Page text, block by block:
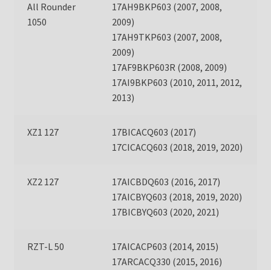
All Rounder
1050
17AH9BKP603 (2007, 2008,
2009)
17AH9TKP603 (2007, 2008,
2009)
17AF9BKP603R (2008, 2009)
17AI9BKP603 (2010, 2011, 2012,
2013)
XZ1 127
17BICACQ603 (2017)
17CICACQ603 (2018, 2019, 2020)
XZ2 127
17AICBDQ603 (2016, 2017)
17AICBYQ603 (2018, 2019, 2020)
17BICBYQ603 (2020, 2021)
RZT-L 50
17AICACP603 (2014, 2015)
17ARCACQ330 (2015, 2016)